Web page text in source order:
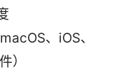
、iOS、
）